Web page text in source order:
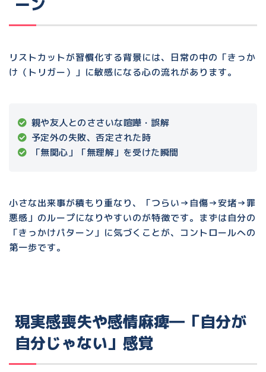
ーン
リストカットが習慣化する背景には、
日常の中の「きっか
け（トリガー）」 に敏感になる心の流れがあります。
親や友人とのささいな喧嘩・誤解
予定外の失敗、否定された時
「無関心」「無理解」を受けた瞬間
小さな出来事が積もり重なり、
「つらい→自傷→安堵→罪
悪感」のループになりやすいのが特徴です。まずは自分の
「きっかけパターン」に気づくことが、コントロールへの
第一歩です。
現実感喪失や感情麻痺―「自分が
自分じゃない」感覚